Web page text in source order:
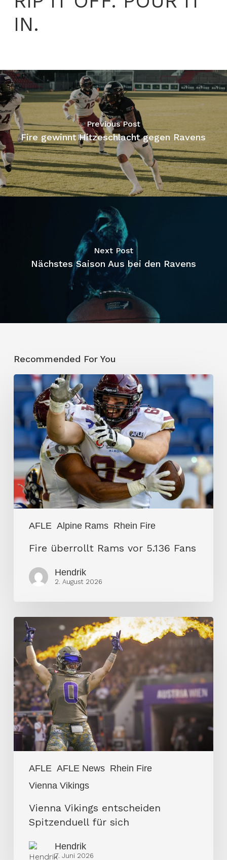
IN.
Previous Post
Fire gewinnt Hitzeschlacht gegen Ravens
Next Post
Nächstes Saison Aus bei den Ravens
Recommended For You
AFLE Alpine Rams Rhein Fire
Fire
überrollt
Rams
vor
Fire überrollt Rams vor 5.136 Fans
Hendrik
2. August 2026
AFLE AFLE News Rhein Fire
Vienna Vikings
Vienna
Vikings
entscheiden
Spitzenduell
für
sich
Vienna Vikings entscheiden
Spitzenduell für sich
Hendrik
7. Juni 2026